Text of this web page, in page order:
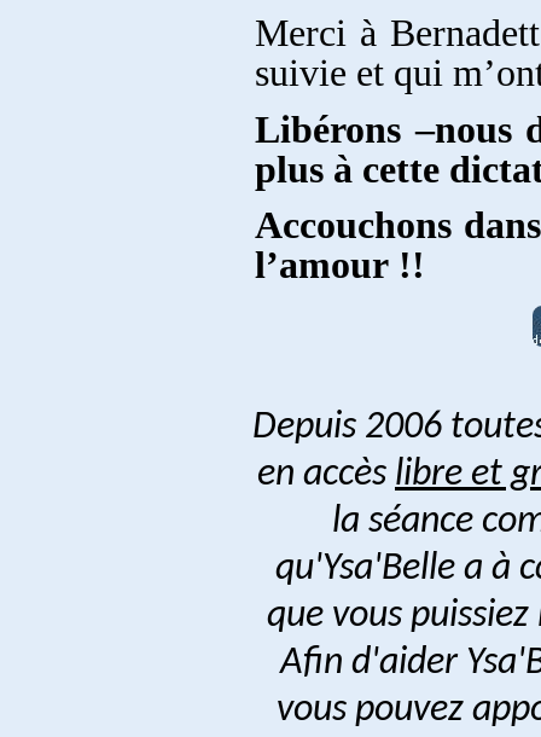
Merci à
suivie et qui
Libérons –nous
plus à cette
Accouchons
l’amour !!
Depuis 2006
en accès libre et
la séance
qu'Ysa'Belle a à
que vous
Afin d'aider
vous pouvez